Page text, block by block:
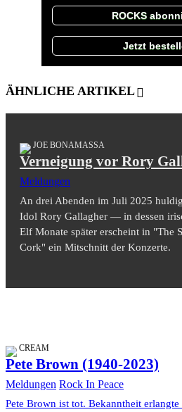
ROCKS
Jetzt
ÄHNLICHE ARTIKEL
JOE BONAMASSA
Verneigung vor Rory
Meldungen
An drei Abenden im Juli 2025
Idol Rory Gallagher — in dessen
Elf Monate später erscheint in "The
Cork" ein Mitschnitt der Konzerte.
CREAM
Pete Brown (1940-2023)
Meldungen Rock In Peace
Pete Brown ist tot. Bekanntheit erlangte